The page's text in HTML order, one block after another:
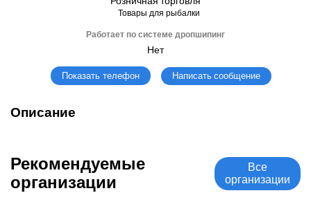
Товары для рыбалки
Работает по системе дропшипинг
Нет
Показать телефон Написать сообщение
Описание
Рекомендуемые
организации
Все
организации